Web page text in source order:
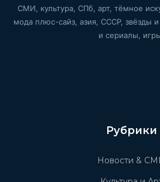
СМИ, культура, СПб, арт, тёмное
мода плюс-сайз, азия, СССР, звёзды
и сериалы,
Рубрики
Новости &